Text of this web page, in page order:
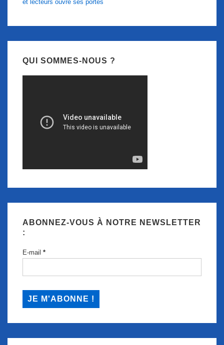
et lecteurs ouvre ses portes
QUI SOMMES-NOUS ?
ABONNEZ-VOUS À NOTRE NEWSLETTER
:
E-mail *